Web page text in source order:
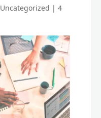
Uncategorized | 4